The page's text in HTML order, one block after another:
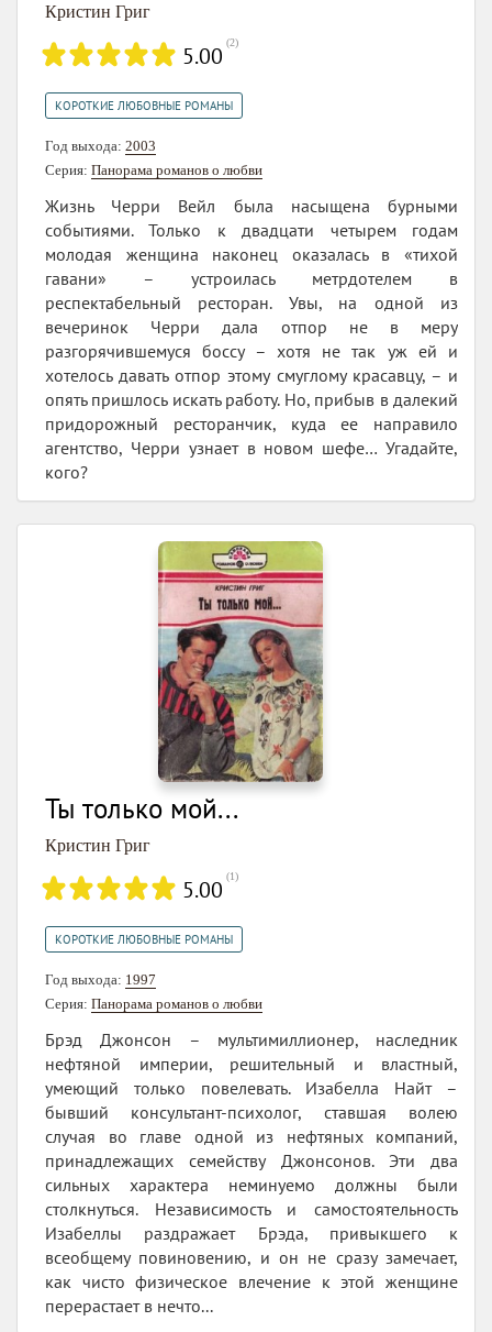
Кристин Григ
5.00 (2)
КОРОТКИЕ ЛЮБОВНЫЕ РОМАНЫ
Год выхода: 2003
Серия: Панорама романов о любви
Жизнь Черри Вейл была насыщена бурными
событиями. Только к двадцати четырем годам
молодая женщина наконец оказалась в «тихой
гавани» – устроилась метрдотелем в
респектабельный ресторан. Увы, на одной из
вечеринок Черри дала отпор не в меру
разгорячившемуся боссу – хотя не так уж ей и
хотелось давать отпор этому смуглому красавцу, – и
опять пришлось искать работу. Но, прибыв в далекий
придорожный ресторанчик, куда ее направило
агентство, Черри узнает в новом шефе… Угадайте,
кого?
Ты только мой...
Кристин Григ
5.00 (1)
КОРОТКИЕ ЛЮБОВНЫЕ РОМАНЫ
Год выхода: 1997
Серия: Панорама романов о любви
Брэд Джонсон – мультимиллионер, наследник
нефтяной империи, решительный и властный,
умеющий только повелевать. Изабелла Найт –
бывший консультант-психолог, ставшая волею
случая во главе одной из нефтяных компаний,
принадлежащих семейству Джонсонов. Эти два
сильных характера неминуемо должны были
столкнуться. Независимость и самостоятельность
Изабеллы раздражает Брэда, привыкшего к
всеобщему повиновению, и он не сразу замечает,
как чисто физическое влечение к этой женщине
перерастает в нечто...